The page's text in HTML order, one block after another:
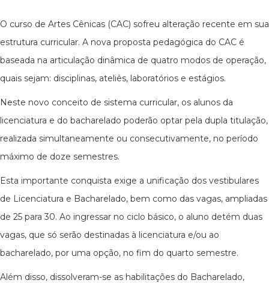
O curso de Artes Cênicas (CAC) sofreu alteração recente em sua
estrutura curricular. A nova proposta pedagógica do CAC é
baseada na articulação dinâmica de quatro modos de operação,
quais sejam: disciplinas, ateliês, laboratórios e estágios.
Neste novo conceito de sistema curricular, os alunos da
licenciatura e do bacharelado poderão optar pela dupla titulação,
realizada simultaneamente ou consecutivamente, no período
máximo de doze semestres.
Esta importante conquista exige a unificação dos vestibulares
de Licenciatura e Bacharelado, bem como das vagas, ampliadas
de 25 para 30. Ao ingressar no ciclo básico, o aluno detém duas
vagas, que só serão destinadas à licenciatura e/ou ao
bacharelado, por uma opção, no fim do quarto semestre.
Além disso, dissolveram-se as habilitações do Bacharelado,